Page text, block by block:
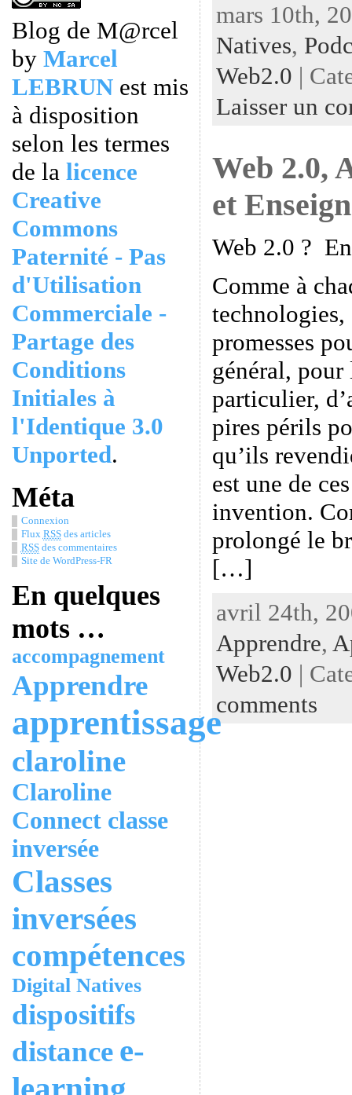
Blog de M@rcel
by Marcel
LEBRUNest mis
à disposition
selon les termes
de la licence
Creative
Commons
Paternité - Pas
d'Utilisation
Commerciale -
Partage des
Conditions
Initiales à
l'Identique 3.0
Unported.
Méta
Connexion
Flux RSSdes articles
RSSdes commentaires
Site de WordPress-FR
En quelques
mots …
accompagnement
Apprendre
apprentissage
claroline
Claroline
Connect classe
inversée
Classes
inversées
compétences
Digital Natives
dispositifs
distance e-
mars 10th,
Natives,
Web2.0 |
Laisser un
Web 2.0,
et
Web 2.0 ?
Comme à
promesses
général, pour
particulier,
pires périls
qu’ils
est une de
invention.
prolongé le
[…]
avril 24th,
Apprendre,
Web2.0 |
comments